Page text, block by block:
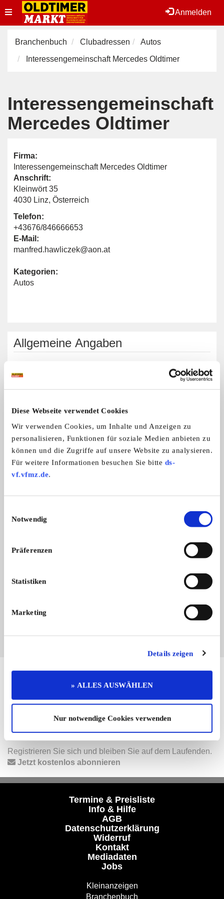
Diese Webseite verwendet Cookies
Wir verwenden Cookies, um Inhalte und Anzeigen zu
personalisieren, Funktionen für soziale Medien anbieten zu
können und die Zugriffe auf unsere Website zu analysieren.
Für weitere Informationen besuchen Sie bitte ds-
vf.vfmz.de.
Notwendig
Präferenzen
Statistiken
Marketing
Details zeigen
» ALLES AUSWÄHLEN
Nur notwendige Cookies verwenden
Anmelden
Toggle
navigation
Branchenbuch Clubadressen
Autos
Interessengemeinschaft Mercedes Oldtimer
Interessengemeinschaft
Mercedes Oldtimer
Firma:
Interessengemeinschaft Mercedes Oldtimer
Anschrift:
Kleinwört 35
4030 Linz, Österreich
Telefon:
+43676/846666653
E-Mail:
manfred.hawliczek@aon.at
Kategorien:
Autos
Allgemeine Angaben
Mercedes-Benz
Interessengemeinschaft Mercedes
Oldtimer
Sie vertreten dieses Unternehmen? Übernehmen Sie
laden Sie unsere Termine-App herunter:
Instagram YouTube| Termine-App
Unser kostenloser Newsletter
Registrieren Sie sich und bleiben Sie auf dem Laufenden.
Jetzt kostenlos abonnieren
Termine & Preisliste
Info & Hilfe
AGB
Datenschutzerklärung
Widerruf
Kontakt
Mediadaten
Jobs
Kleinanzeigen
Branchenbuch